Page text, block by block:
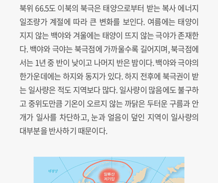
북위 66.5도 이북의 북극은 태양으로부터 받는 복사 에너지
일조량가 계절에 따라 큰 변화를 보인다. 여름에는 태양이
지지 않는 백야와 겨울에는 태양이 뜨지 않는 극야가 존재한
다. 백야와 극야는 북극점에 가까울수록 길어지며, 북극점에
서는 1년 중 반이 낮이고 나머지 반은 밤이다. 백야와 극야의
한가운데에는 하지와 동지가 있다. 하지 전후에 북극권이 받
는 일사량은 적도 지역보다 많다. 일사량이 많음에도 불구하
고 중위도만큼 기온이 오르지 않는 까닭은 두터운 구름과 안
개가 일사를 차단하고, 눈과 얼음이 덮인 지역이 일사량의
대부분을 반사하기 때문이다.